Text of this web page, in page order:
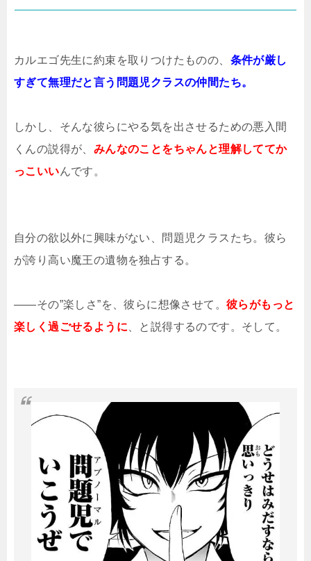
カルエゴ先生に約束を取りつけたものの、 条件が厳し
すぎて無理だと言う問題児クラスの仲間たち。
しかし、そんな彼らにやる気を出させるための悪入間
くんの説得が、 みんなのことをちゃんと理解しててか
っこいいんです。
自分の欲以外に興味がない、問題児クラスたち。彼ら
が誇り高い魔王の遺物を独占する。
――その”楽しさ”を、彼らに想像させて。 彼らがもっと
楽しく過ごせるように 、と説得するのです。そして。